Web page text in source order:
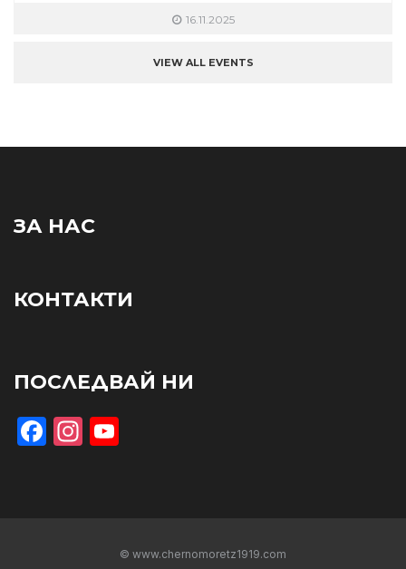
16.11.2025
VIEW ALL EVENTS
ЗА НАС
КОНТАКТИ
ПОСЛЕДВАЙ НИ
Facebook
Instagram
© www.chernomoretz1919.com